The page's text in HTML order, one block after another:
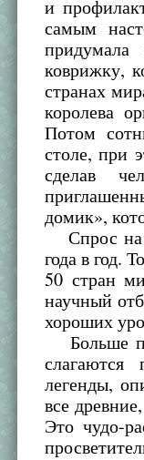
и
самым
коврижку,
странах
королева
Потом
столе, при
сделав
домик»,
Спрос на
года в год.
50 стран
научный
хороших
Больше
слагаются
легенды,
все
Это чудо-